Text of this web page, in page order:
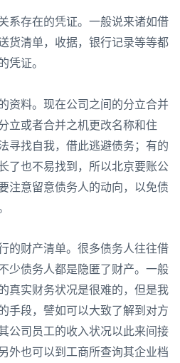
系存在的凭证。一般说来诸如借
货清单，收据，银行记录等等都
凭证。
资料。现在公司之间的分立合并
立或者合并之机更改名称和住
寻找自我，借此逃避债务；有的
了也不易找到，所以北京要账公
注意留意债务人的动向，以免债
的财产清单。很多债务人往往借
少债务人都是隐匿了财产。一般
真实财务状况是很难的，但是我
手段，譬如可以大致了解到对方
公司员工的收入状况以此来间接
外也可以到工商所查询其企业档